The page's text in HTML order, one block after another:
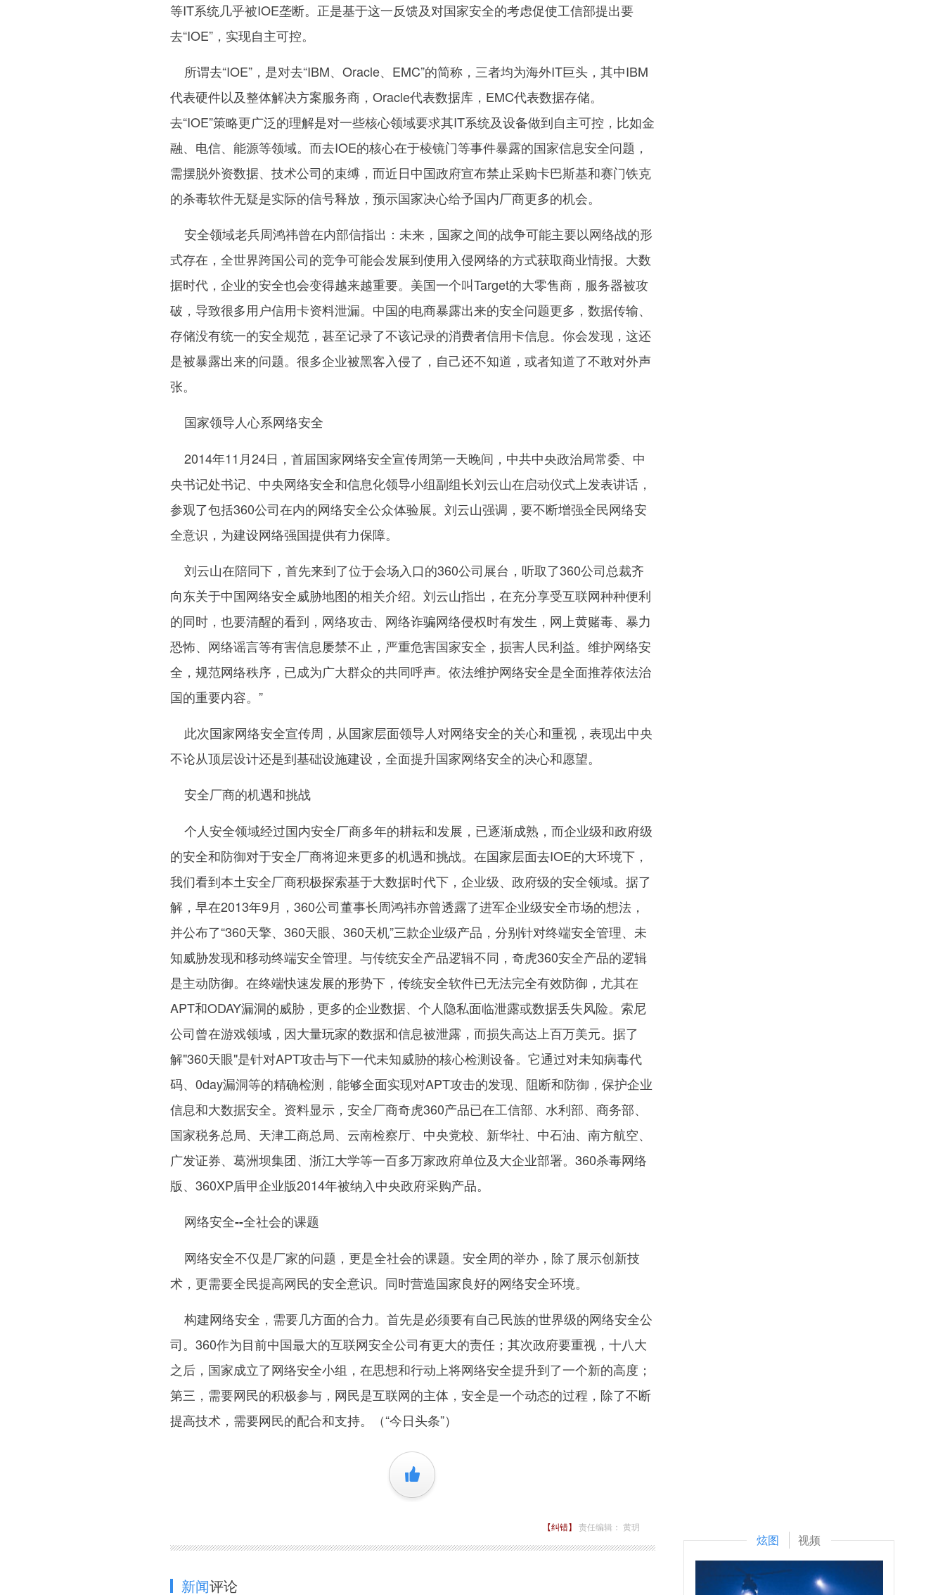
等IT系统几乎被IOE垄断。正是基于这一反馈及对国家安全的考虑促使工信部提出要
去“IOE”，实现自主可控。
所谓去“IOE”，是对去“IBM、Oracle、EMC”的简称，三者均为海外IT巨头，其中IBM
代表硬件以及整体解决方案服务商，Oracle代表数据库，EMC代表数据存储。
去“IOE”策略更广泛的理解是对一些核心领域要求其IT系统及设备做到自主可控，比如金
融、电信、能源等领域。而去IOE的核心在于棱镜门等事件暴露的国家信息安全问题，
需摆脱外资数据、技术公司的束缚，而近日中国政府宣布禁止采购卡巴斯基和赛门铁克
的杀毒软件无疑是实际的信号释放，预示国家决心给予国内厂商更多的机会。
安全领域老兵周鸿祎曾在内部信指出：未来，国家之间的战争可能主要以网络战的形
式存在，全世界跨国公司的竞争可能会发展到使用入侵网络的方式获取商业情报。大数
据时代，企业的安全也会变得越来越重要。美国一个叫Target的大零售商，服务器被攻
破，导致很多用户信用卡资料泄漏。中国的电商暴露出来的安全问题更多，数据传输、
存储没有统一的安全规范，甚至记录了不该记录的消费者信用卡信息。你会发现，这还
是被暴露出来的问题。很多企业被黑客入侵了，自己还不知道，或者知道了不敢对外声
张。
国家领导人心系网络安全
2014年11月24日，首届国家网络安全宣传周第一天晚间，中共中央政治局常委、中
央书记处书记、中央网络安全和信息化领导小组副组长刘云山在启动仪式上发表讲话，
参观了包括360公司在内的网络安全公众体验展。刘云山强调，要不断增强全民网络安
全意识，为建设网络强国提供有力保障。
刘云山在陪同下，首先来到了位于会场入口的360公司展台，听取了360公司总裁齐
向东关于中国网络安全威胁地图的相关介绍。刘云山指出，在充分享受互联网种种便利
的同时，也要清醒的看到，网络攻击、网络诈骗网络侵权时有发生，网上黄赌毒、暴力
恐怖、网络谣言等有害信息屡禁不止，严重危害国家安全，损害人民利益。维护网络安
全，规范网络秩序，已成为广大群众的共同呼声。依法维护网络安全是全面推荐依法治
国的重要内容。”
此次国家网络安全宣传周，从国家层面领导人对网络安全的关心和重视，表现出中央
不论从顶层设计还是到基础设施建设，全面提升国家网络安全的决心和愿望。
安全厂商的机遇和挑战
个人安全领域经过国内安全厂商多年的耕耘和发展，已逐渐成熟，而企业级和政府级
的安全和防御对于安全厂商将迎来更多的机遇和挑战。在国家层面去IOE的大环境下，
我们看到本土安全厂商积极探索基于大数据时代下，企业级、政府级的安全领域。据了
解，早在2013年9月，360公司董事长周鸿祎亦曾透露了进军企业级安全市场的想法，
并公布了“360天擎、360天眼、360天机”三款企业级产品，分别针对终端安全管理、未
知威胁发现和移动终端安全管理。与传统安全产品逻辑不同，奇虎360安全产品的逻辑
是主动防御。在终端快速发展的形势下，传统安全软件已无法完全有效防御，尤其在
APT和ODAY漏洞的威胁，更多的企业数据、个人隐私面临泄露或数据丢失风险。索尼
公司曾在游戏领域，因大量玩家的数据和信息被泄露，而损失高达上百万美元。据了
解"360天眼"是针对APT攻击与下一代未知威胁的核心检测设备。它通过对未知病毒代
码、0day漏洞等的精确检测，能够全面实现对APT攻击的发现、阻断和防御，保护企业
信息和大数据安全。资料显示，安全厂商奇虎360产品已在工信部、水利部、商务部、
国家税务总局、天津工商总局、云南检察厅、中央党校、新华社、中石油、南方航空、
广发证券、葛洲坝集团、浙江大学等一百多万家政府单位及大企业部署。360杀毒网络
版、360XP盾甲企业版2014年被纳入中央政府采购产品。
网络安全--全社会的课题
网络安全不仅是厂家的问题，更是全社会的课题。安全周的举办，除了展示创新技
术，更需要全民提高网民的安全意识。同时营造国家良好的网络安全环境。
构建网络安全，需要几方面的合力。首先是必须要有自己民族的世界级的网络安全公
司。360作为目前中国最大的互联网安全公司有更大的责任；其次政府要重视，十八大
之后，国家成立了网络安全小组，在思想和行动上将网络安全提升到了一个新的高度；
第三，需要网民的积极参与，网民是互联网的主体，安全是一个动态的过程，除了不断
提高技术，需要网民的配合和支持。（“今日头条”）
+1
【纠错】 责任编辑： 黄玥
新闻评论
炫图 视频